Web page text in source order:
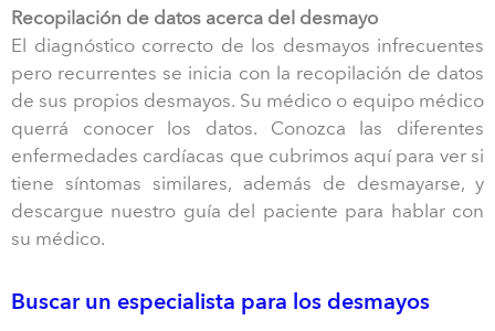
Recopilación de datos acerca del desmayo
El diagnóstico correcto de los desmayos infrecuentes
pero recurrentes se inicia con la recopilación de datos
de sus propios desmayos. Su médico o equipo médico
querrá conocer los datos. Conozca las diferentes
enfermedades cardíacas que cubrimos aquí para ver si
tiene síntomas similares, además de desmayarse, y
descargue nuestro guía del paciente para hablar con
su médico.
Buscar un especialista para los desmayos